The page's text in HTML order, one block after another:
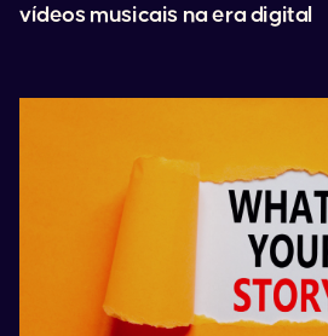
vídeos musicais na era digital